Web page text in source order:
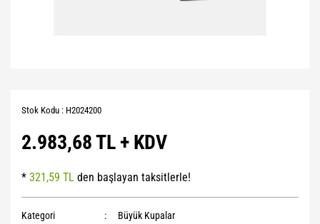
Stok Kodu : H2024200
2.983,68 TL + KDV
* 321,59 TL den başlayan taksitlerle!
Kategori
Büyük Kupalar